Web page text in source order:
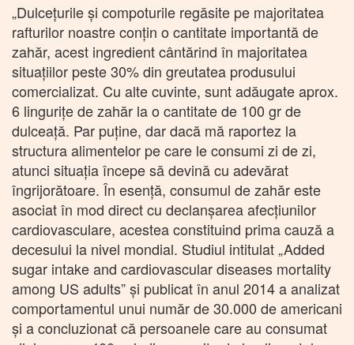
„Dulceţurile şi compoturile regăsite pe majoritatea
rafturilor noastre conţin o cantitate importantă de
zahăr, acest ingredient cântărind în majoritatea
situaţiilor peste 30% din greutatea produsului
comercializat. Cu alte cuvinte, sunt adăugate aprox.
6 linguriţe de zahăr la o cantitate de 100 gr de
dulceaţă. Par puţine, dar dacă mă raportez la
structura alimentelor pe care le consumi zi de zi,
atunci situaţia începe să devină cu adevărat
îngrijorătoare. În esenţă, consumul de zahăr este
asociat în mod direct cu declanşarea afecţiunilor
cardiovasculare, acestea constituind prima cauză a
decesului la nivel mondial. Studiul intitulat „Added
sugar intake and cardiovascular diseases mortality
among US adults” şi publicat în anul 2014 a analizat
comportamentul unui număr de 30.000 de americani
şi a concluzionat că persoanele care au consumat